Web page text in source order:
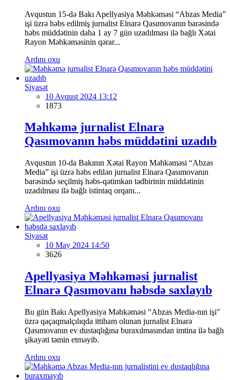
Avqustun 15-də Bakı Apellyasiya Məhkəməsi “Abzas Media”
işi üzrə həbs edilmiş jurnalist Elnarə Qasımovanın barəsində
həbs müddətinin daha 1 ay 7 gün uzadılması ilə bağlı Xətai
Rayon Məhkəməsinin qərar...
Ardını oxu
Siyasət
10 Avqust 2024 13:12
1873
Məhkəmə jurnalist Elnarə
Qasımovanın həbs müddətini uzadıb
Avqustun 10-da Bakının Xətai Rayon Məhkəməsi “Abzas
Media” işi üzrə həbs edilən jurnalist Elnarə Qasımovanın
barəsində seçilmiş həbs-qətimkan tədbirinin müddətinin
uzadılması ilə bağlı istintaq orqanı...
Ardını oxu
Siyasət
10 May 2024 14:50
3626
Apellyasiya Məhkəməsi jurnalist
Elnarə Qasımovanı həbsdə saxlayıb
Bu gün Bakı Apellyasiya Məhkəməsi "Abzas Media-nın işi"
üzrə qaçaqmalçılıqda ittiham olunan jurnalist Elnarə
Qasımovanın ev dustaqlığına buraxılmasından imtina ilə bağlı
şikayəti təmin etməyib.
Ardını oxu